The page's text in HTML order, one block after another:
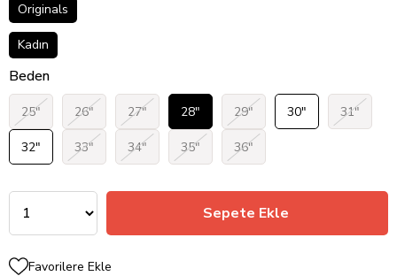
Originals
Kadın
Beden
25" 26" 27" 28" 29" 30" 31"
32" 33" 34" 35" 36"
Favorilere Ekle